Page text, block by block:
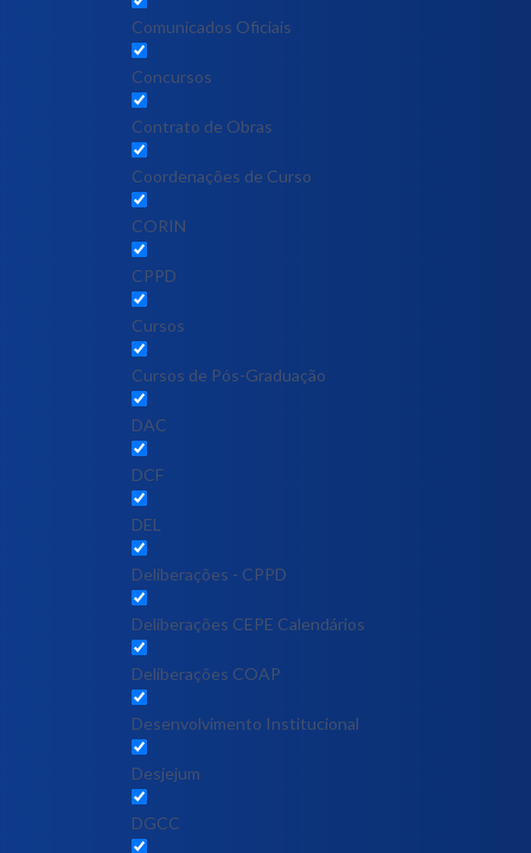
Comunicados Oficiais
Concursos
Contrato de Obras
Coordenações de Curso
CORIN
CPPD
Cursos
Cursos de Pós-Graduação
DAC
DCF
DEL
Deliberações - CPPD
Deliberações CEPE Calendários
Deliberações COAP
Desenvolvimento Institucional
Desjejum
DGCC